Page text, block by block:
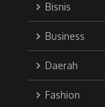
Bisnis
Business
Daerah
Fashion